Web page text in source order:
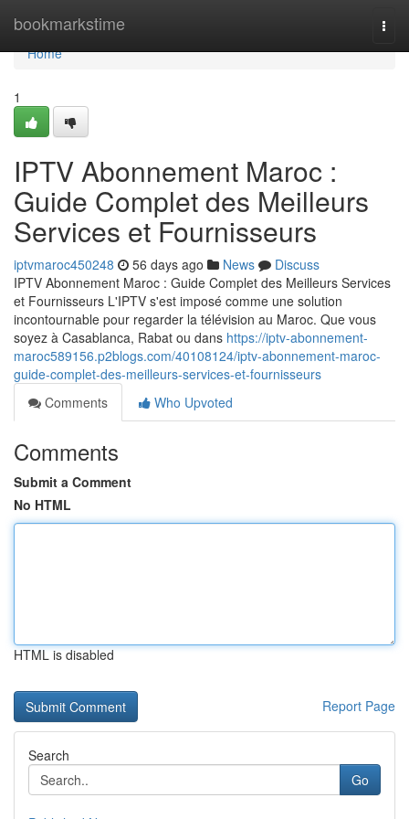
bookmarkstime
Home
Home
1
IPTV Abonnement Maroc :
Guide Complet des Meilleurs
Services et Fournisseurs
iptvmaroc450248 56 days ago News
Discuss
IPTV Abonnement Maroc : Guide Complet des Meilleurs Services
et Fournisseurs L'IPTV s'est imposé comme une solution
incontournable pour regarder la télévision au Maroc. Que vous
soyez à Casablanca, Rabat ou dans https://iptv-abonnement-
maroc589156.p2blogs.com/40108124/iptv-abonnement-maroc-
guide-complet-des-meilleurs-services-et-fournisseurs
Comments
Who Upvoted
Comments
Submit a Comment
No HTML
HTML is disabled
Report Page
Search
Go